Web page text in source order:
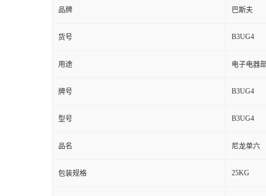
品牌 巴斯夫
货号 B3UG4
用途 电子电器
牌号 B3UG4
型号 B3UG4
品名 尼龙单六
包装规格 25KG